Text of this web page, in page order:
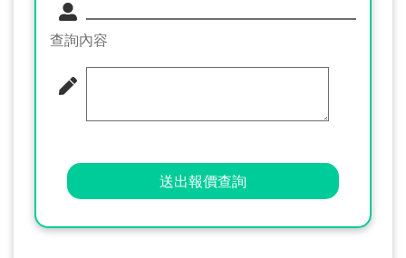
查詢內容
送出報價查詢